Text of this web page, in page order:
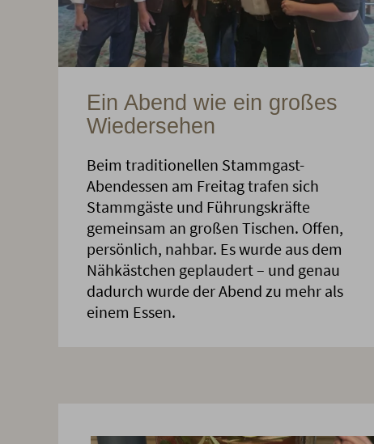
Ein Abend wie ein großes
Wiedersehen
Beim traditionellen Stammgast-
Abendessen am Freitag trafen sich
Stammgäste und Führungskräfte
gemeinsam an großen Tischen. Offen,
persönlich, nahbar. Es wurde aus dem
Nähkästchen geplaudert – und genau
dadurch wurde der Abend zu mehr als
einem Essen.